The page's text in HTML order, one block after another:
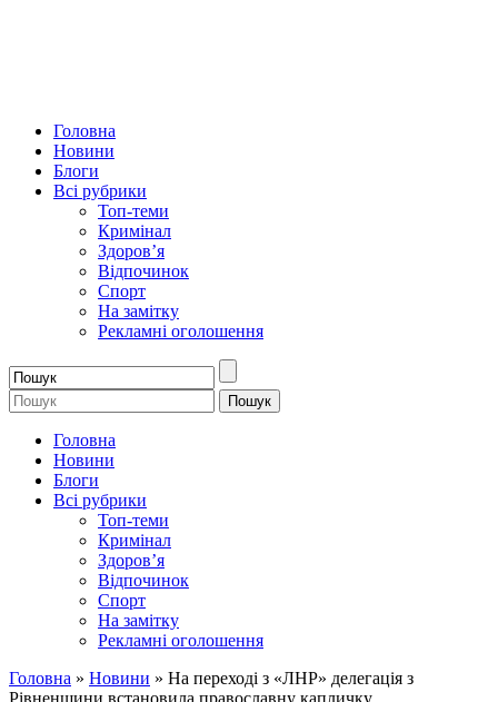
Головна
Новини
Блоги
Всі рубрики
Топ-теми
Кримінал
Здоров’я
Відпочинок
Спорт
На замітку
Рекламні оголошення
Головна
Новини
Блоги
Всі рубрики
Топ-теми
Кримінал
Здоров’я
Відпочинок
Спорт
На замітку
Рекламні оголошення
Головна » Новини » На переході з «ЛНР» делегація з
Рівненщини встановила православну капличку